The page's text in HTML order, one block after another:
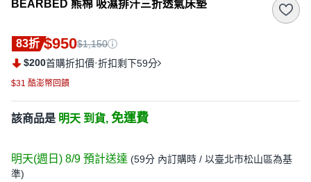
BEARBED 熊棉 吸濕排汗三折透氣床墊
83折 $950$1,150
$200首購折扣價·折扣剩下59分
$31 酷澎幣回饋
該商品是 明天 到貨, 免運費
明天(週日) 8/9 預計送達 (59分 內訂購時 / 以臺北市松山區為基
準)